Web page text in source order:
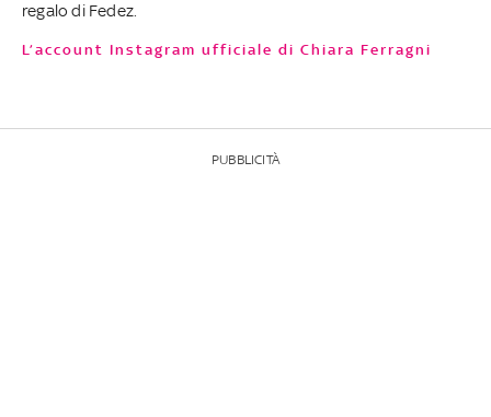
regalo di Fedez.
L’account Instagram ufficiale di Chiara Ferragni
PUBBLICITÀ